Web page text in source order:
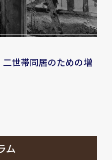
世帯同居のための増
ム